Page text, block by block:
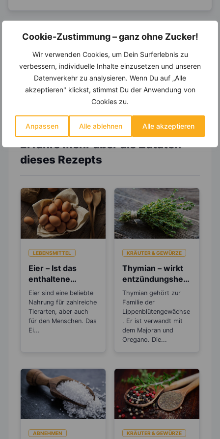
Cookie-Zustimmung – ganz ohne Zucker!
Wir verwenden Cookies, um Dein Surferlebnis zu
verbessern, individuelle Inhalte einzusetzen und unseren
Datenverkehr zu analysieren. Wenn Du auf „Alle
akzeptieren" klickst, stimmst Du der Anwendung von
Cookies zu.
Anpassen Alle ablehnen Alle akzeptieren
14.000 Rezepte, autom.
Wochenplaner, dynamische
Einkaufsliste und noch mehr?
Entdecke dieinvikoo -Mitgliedschaft und erhalte
viele hilfreiche und zeitsparende Möglichkeiten,
um Deine Ernährung optimal zu gestalten.
Erfahre mehr über die Zutaten
dieses Rezepts
LEBENSMITTEL
Eier – Ist das
enthaltene
Cholesterin
gesundheitsschä
dlich?
Eier sind eine beliebte
Nahrung für zahlreiche
Tierarten, aber auch
für den Menschen. Das
Ei...
KRÄUTER & GEWÜRZE
Thymian – wirkt
entzündungshem
mend sowie bei
Husten und
Erkältungen
Thymian gehört zur
Familie der
Lippenblütengewächse
. Er ist verwandt mit
dem Majoran und
Oregano. Die...
ABNEHMEN KRÄUTER & GEWÜRZE